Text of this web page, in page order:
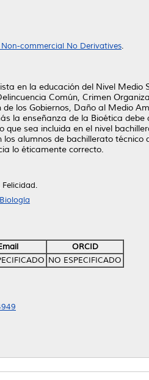
commercial No Derivatives.
en la educación del Nivel
Común, Crimen
los Gobiernos, Daño al Medio
la enseñanza de la Bioética
sea incluida en el nivel
alumnos de bachillerato
lo éticamente correcto.
ORCID
NO ESPECIFICADO